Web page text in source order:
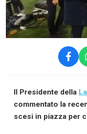
Il Presidente della
commentato la
scesi in piazza per